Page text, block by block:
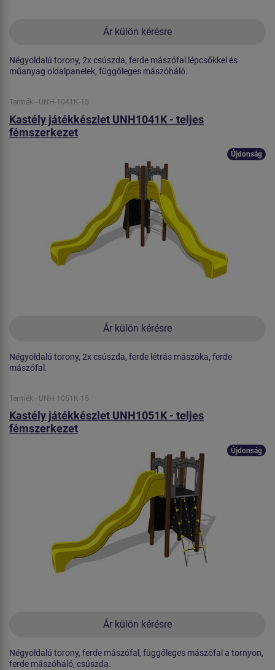
Ár külön kérésre
Négyoldalú torony, 2x csúszda, ferde mászófal lépcsőkkel és
műanyag oldalpanelek, függőleges mászóháló.
Termék - UNH-1041K-15
Kastély játékkészlet UNH1041K - teljes
fémszerkezet
Ár külön kérésre
Újdonság
Négyoldalú torony, 2x csúszda, ferde létrás mászóka, ferde
mászófal.
Termék - UNH-1051K-15
Kastély játékkészlet UNH1051K - teljes
fémszerkezet
Ár külön kérésre
Újdonság
Négyoldalú torony, ferde mászófal, függőleges mászófal a tornyon,
ferde mászóháló, csúszda.